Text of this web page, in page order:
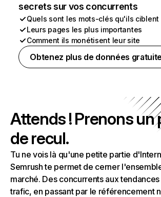
secrets sur vos concurrents
Quels sont les mots-clés qu'ils ciblent
Leurs pages les plus importantes
Comment ils monétisent leur site
Obtenez plus de données
Attends ! Prenons un
de recul.
Tu ne vois là qu'une petite partie
Semrush te permet de cerner
marché. Des concurrents aux
trafic, en passant par le référencement